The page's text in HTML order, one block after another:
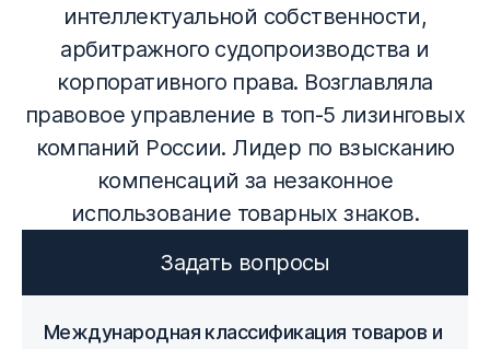
интеллектуальной собственности,
арбитражного судопроизводства и
корпоративного права. Возглавляла
правовое управление в топ-5 лизинговых
компаний России. Лидер по взысканию
компенсаций за незаконное
использование товарных знаков.
Задать вопросы
Международная классификация товаров и